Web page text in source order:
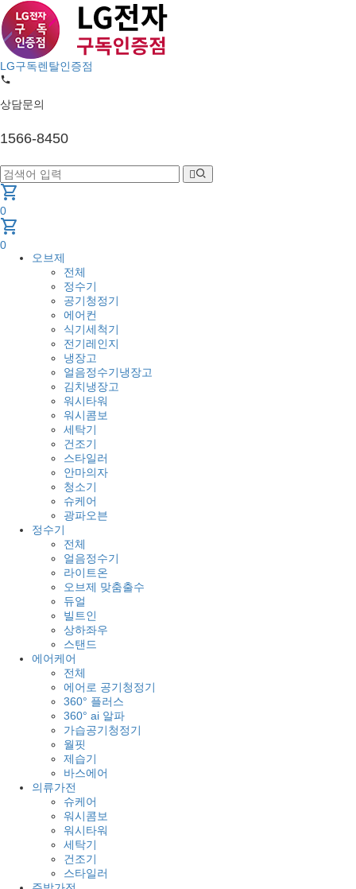
LG구독렌탈인증점
상담문의
1566-8450
shopping_cart
0
shopping_cart
0
오브제
전체
정수기
공기청정기
에어컨
식기세척기
전기레인지
냉장고
얼음정수기냉장고
김치냉장고
워시타워
워시콤보
세탁기
건조기
스타일러
안마의자
청소기
슈케어
광파오븐
정수기
전체
얼음정수기
라이트온
오브제 맞춤출수
듀얼
빌트인
상하좌우
스탠드
에어케어
전체
에어로 공기청정기
360° 플러스
360° ai 알파
가습공기청정기
월핏
제습기
바스에어
의류가전
슈케어
워시콤보
워시타워
세탁기
건조기
스타일러